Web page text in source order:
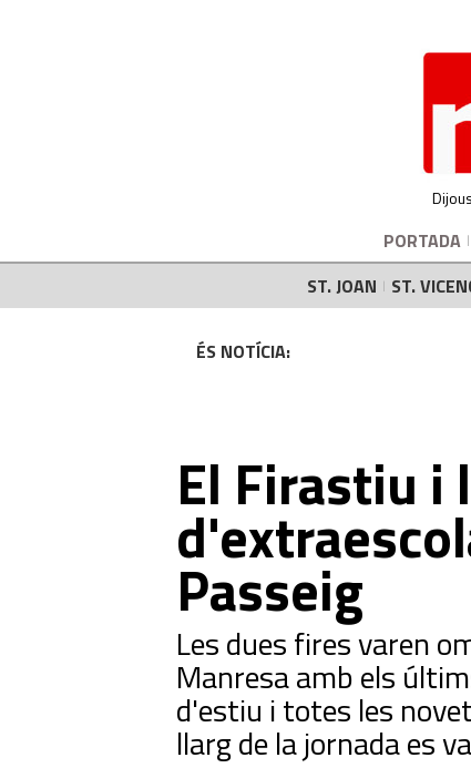
PORTADA
ST. JOAN
ST.
ÉS NOTÍCIA:
El Firastiu i
Passeig
Les dues fires varen
Manresa amb els
d'estiu i totes les
llarg de la jornada es